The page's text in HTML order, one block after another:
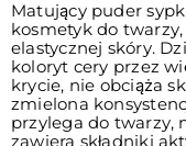
Matujący puder
kosmetyk do
elastycznej skóry.
koloryt cery przez
krycie, nie obciąża
zmielona
przylega do twarzy,
zawiera składniki